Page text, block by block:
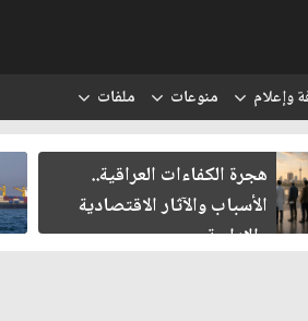
وإعلام منوعات ملفات
هجرة الكفاءات العراقية..
الأسباب والآثار الاقتصادية
والإدارية